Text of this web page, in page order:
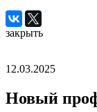
закрыть
12.03.2025
Новый